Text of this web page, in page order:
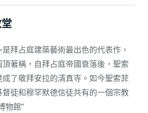
拜占庭建築藝術最出色的代表作，
著稱，自拜占庭帝國衰落後，聖索
了敬拜安拉的清真寺。如今聖索菲
徒和穆罕默德信徒共有的一個宗教
物館”